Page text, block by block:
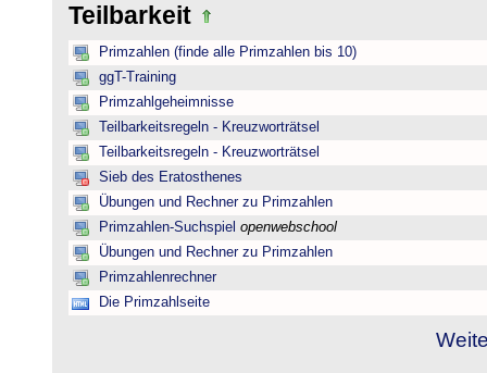
Teilbarkeit
Primzahlen (finde alle Primzahlen bis 10)
ggT-Training
Primzahlgeheimnisse
Teilbarkeitsregeln - Kreuzworträtsel
Teilbarkeitsregeln - Kreuzworträtsel
Sieb des Eratosthenes
Übungen und Rechner zu Primzahlen
Primzahlen-Suchspiel openwebschool
Übungen und Rechner zu Primzahlen
Primzahlenrechner
Die Primzahlseite